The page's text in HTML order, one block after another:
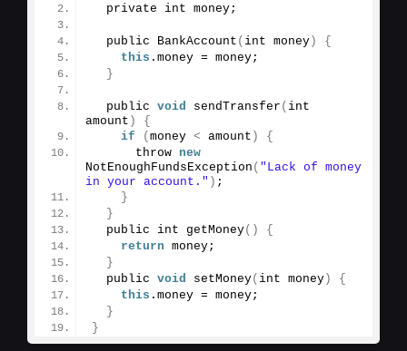
  private int money;
  public
BankAccount ( int money)
{
this . money = money;
}
  public
void sendTransfer ( int
amount )
{
if
(money < amount )
{
      throw
new
NotEnoughFundsException ( "Lack of money
in your account." ) ;
}
}
  public int
getMoney()
{
return money;
}
  public
void setMoney( int money)
{
this . money = money;
}
}